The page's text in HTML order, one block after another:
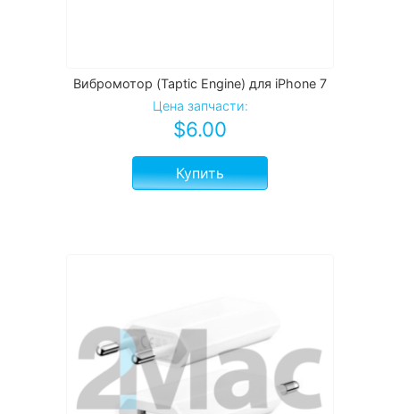
Вибромотор (Taptic Engine) для iPhone 7
Цена запчасти:
$6.00
Купить